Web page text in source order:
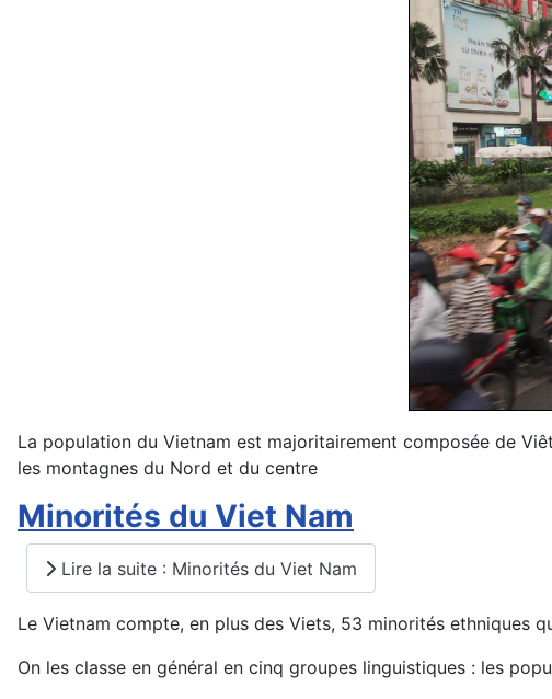
La population du Vietnam est majoritairement composée de
les montagnes du Nord et du centre
Minorités du Viet Nam
Lire la suite : Minorités du Viet Nam
Le Vietnam compte, en plus des Viets, 53 minorités ethniques
On les classe en général en cinq groupes linguistiques : les